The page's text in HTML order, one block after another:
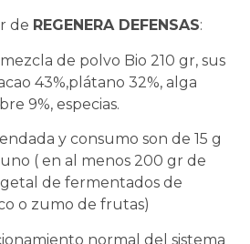
de REGENERA DEFENSAS:
de polvo Bio 210 gr, sus
43%,plátano 32%, alga
9%, especias.
y consumo son de 15 g
( en al menos 200 gr de
de fermentados de
o zumo de frutas)
normal del sistema